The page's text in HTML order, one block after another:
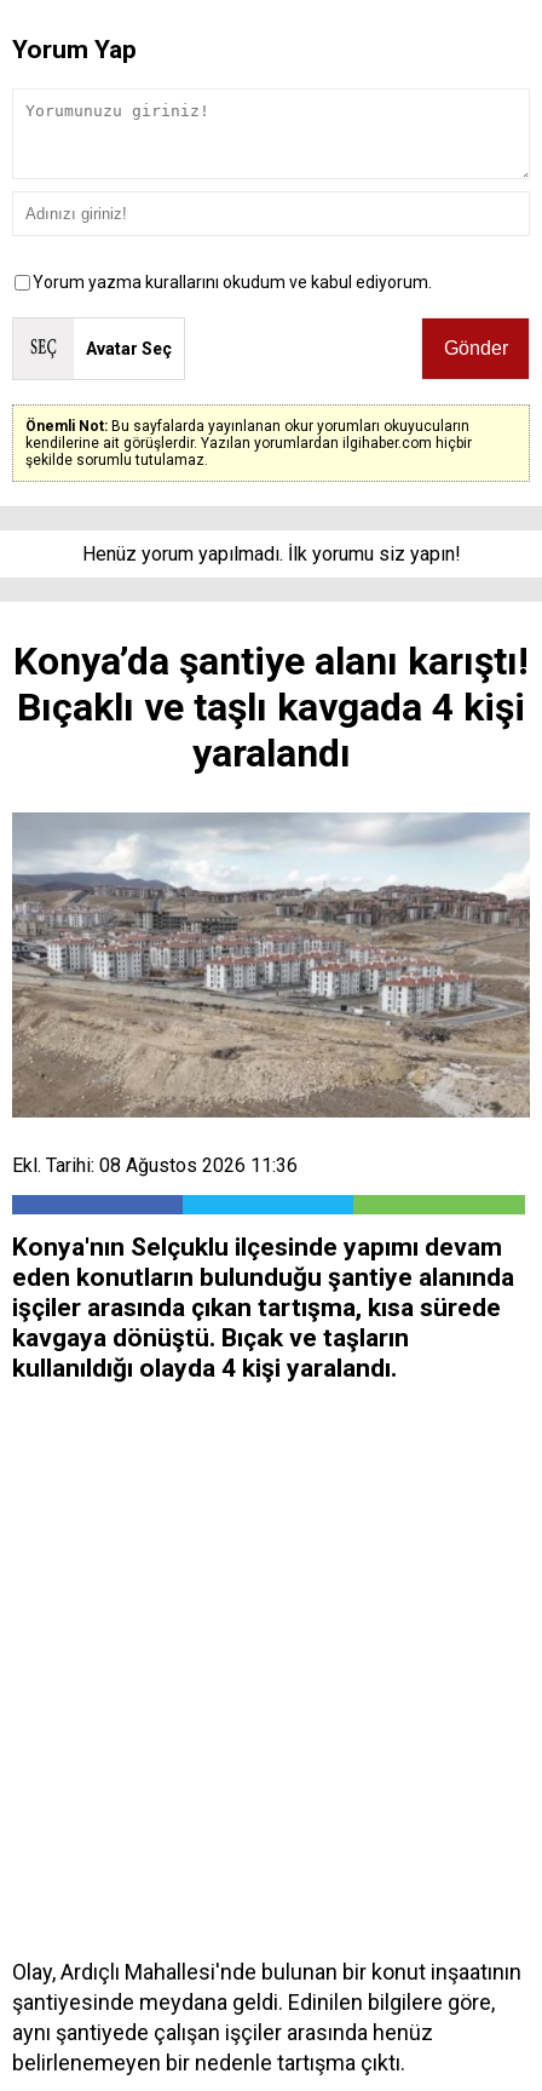
Yorum Yap
Yorum yazma kurallarını okudum ve kabul ediyorum.
Avatar Seç
Önemli Not: Bu sayfalarda yayınlanan okur yorumları okuyucuların
kendilerine ait görüşlerdir. Yazılan yorumlardan ilgihaber.com hiçbir
şekilde sorumlu tutulamaz.
Henüz yorum yapılmadı. İlk yorumu siz yapın!
Konya’da şantiye alanı karıştı!
Bıçaklı ve taşlı kavgada 4 kişi
yaralandı
Ekl. Tarihi: 08 Ağustos 2026 11:36
Konya'nın Selçuklu ilçesinde yapımı devam
eden konutların bulunduğu şantiye alanında
işçiler arasında çıkan tartışma, kısa sürede
kavgaya dönüştü. Bıçak ve taşların
kullanıldığı olayda 4 kişi yaralandı.
Olay, Ardıçlı Mahallesi'nde bulunan bir konut inşaatının
şantiyesinde meydana geldi. Edinilen bilgilere göre,
aynı şantiyede çalışan işçiler arasında henüz
belirlenemeyen bir nedenle tartışma çıktı.